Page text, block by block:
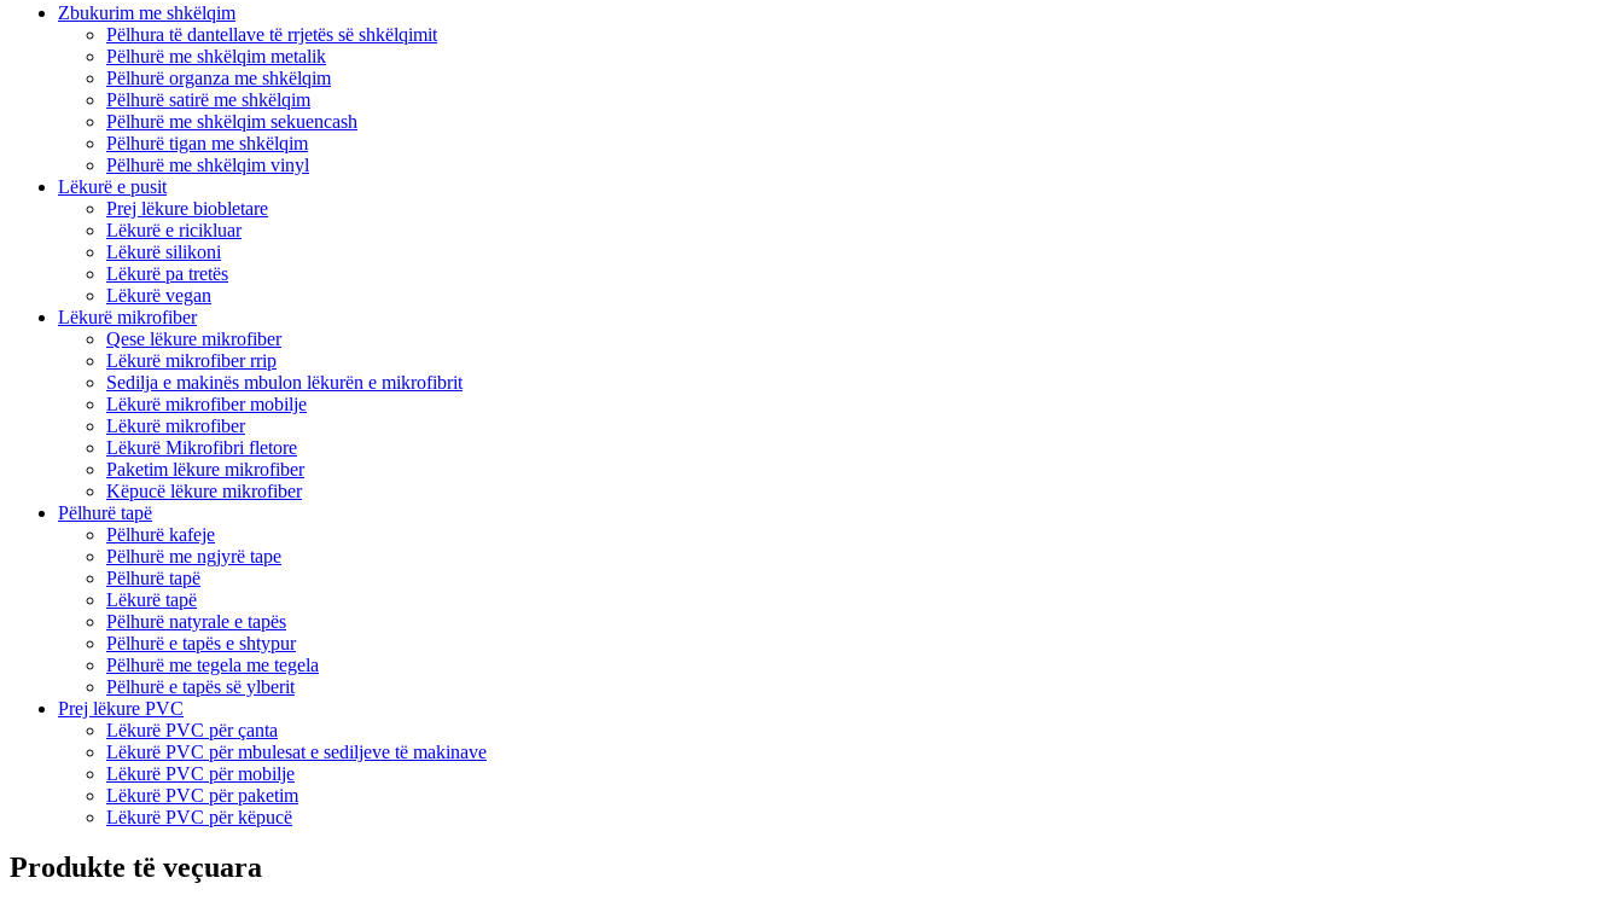
Zbukurim me shkëlqim
Pëlhura të dantellave të rrjetës së shkëlqimit
Pëlhurë me shkëlqim metalik
Pëlhurë organza me shkëlqim
Pëlhurë satirë me shkëlqim
Pëlhurë me shkëlqim sekuencash
Pëlhurë tigan me shkëlqim
Pëlhurë me shkëlqim vinyl
Lëkurë e pusit
Prej lëkure biobletare
Lëkurë e ricikluar
Lëkurë silikoni
Lëkurë pa tretës
Lëkurë vegan
Lëkurë mikrofiber
Qese lëkure mikrofiber
Lëkurë mikrofiber rrip
Sedilja e makinës mbulon lëkurën e mikrofibrit
Lëkurë mikrofiber mobilje
Lëkurë mikrofiber
Lëkurë Mikrofibri fletore
Paketim lëkure mikrofiber
Këpucë lëkure mikrofiber
Pëlhurë tapë
Pëlhurë kafeje
Pëlhurë me ngjyrë tape
Pëlhurë tapë
Lëkurë tapë
Pëlhurë natyrale e tapës
Pëlhurë e tapës e shtypur
Pëlhurë me tegela me tegela
Pëlhurë e tapës së ylberit
Prej lëkure PVC
Lëkurë PVC për çanta
Lëkurë PVC për mbulesat e sediljeve të makinave
Lëkurë PVC për mobilje
Lëkurë PVC për paketim
Lëkurë PVC për këpucë
Produkte të veçuara